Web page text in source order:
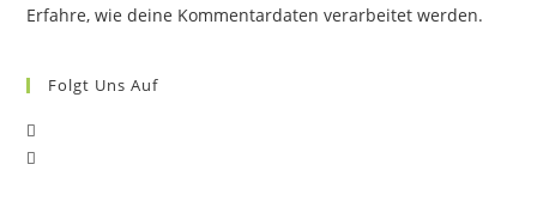
Erfahre, wie deine Kommentardaten verarbeitet werden.
Folgt Uns Auf